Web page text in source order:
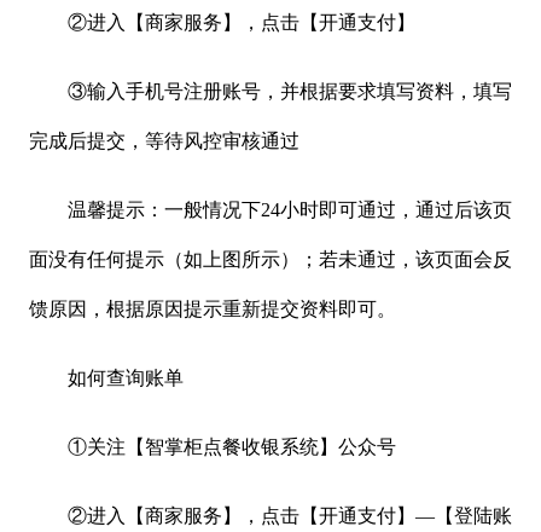
②进入【商家服务】，点击【开通支付】
③输入手机号注册账号，并根据要求填写资料，填写
完成后提交，等待风控审核通过
温馨提示：一般情况下24小时即可通过，通过后该页
面没有任何提示（如上图所示）；若未通过，该页面会反
馈原因，根据原因提示重新提交资料即可。
如何查询账单
①关注【智掌柜点餐收银系统】公众号
②进入【商家服务】，点击【开通支付】—【登陆账